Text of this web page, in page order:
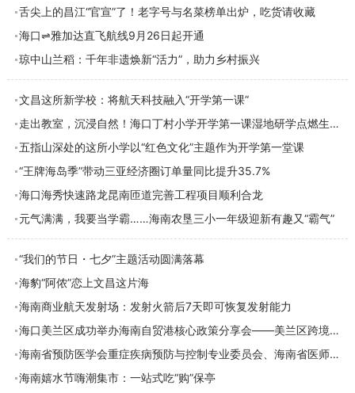
舌尖上的昌江“官宣”了！老字号与名菜榜单出炉，吃货请收藏
海口⇌雅加达直飞航线9月26日起开通
琼中山兰稻：千年非遗焕新“活力”，助力乡村振兴
文昌这所新学校：将航天科技融入“开学第一课”
走出教室，沉浸自然！海口丁村小学开学第一课湿地研学点燃生态热情
五指山深处的这所小学以“红色文化”主题作为开学第一堂课
“王牌海岛季”带动三亚经济圈订单量同比提升35.7%
海口海秀快速路龙昆南匝道完善工程项目顺利合龙
元气满满，我要当学霸……海南农垦三小一年级迎新有趣又“霸气”
“我们的节日・七夕”主题活动圆满落幕
海豹“阿侬”恋上文昌这片海
海南商业航天发射场：发射火箭后7天即可恢复发射能力
海口美兰区成功举办海南自贸港核心政策分享会——美兰区跨境收支企业专场
海南省预防医学会重症疾病预防与控制专业委员会、海南省医师协会重症医学医师分会2025
海南嬉水节嗨潮集市：一站式吃“购”保亭